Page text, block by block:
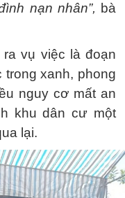
nạn nhân”, bà
vụ việc là đoạn
xanh, phong
nguy cơ mất an
khu dân cư một
lại.